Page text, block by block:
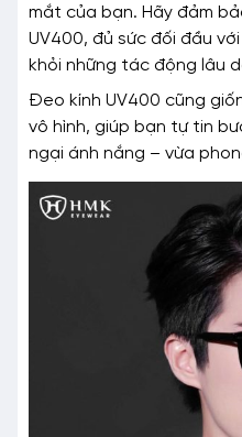
mắt của bạn. Hãy đảm
UV400, đủ sức đối đầu
khỏi những tác động lâu
Đeo kính UV400 cũng
vô hình, giúp bạn tự tin
ngại ánh nắng – vừa